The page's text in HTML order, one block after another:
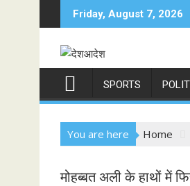
to
Friday, August 7, 2026
SPORTS
You are here Home
मोहब्बत अली के हाथों में